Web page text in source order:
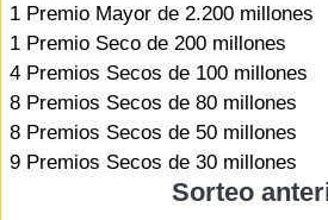
1 Premio Mayor de 2.200 millones
1 Premio Seco de 200 millones
4 Premios Secos de 100 millones
8 Premios Secos de 80 millones
8 Premios Secos de 50 millones
9 Premios Secos de 30 millones
Sorteo